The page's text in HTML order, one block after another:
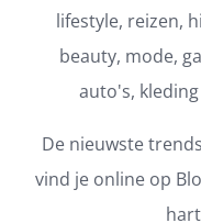
lifestyle, reizen,
beauty, mode,
auto's,
De nieuwste
vind je online op